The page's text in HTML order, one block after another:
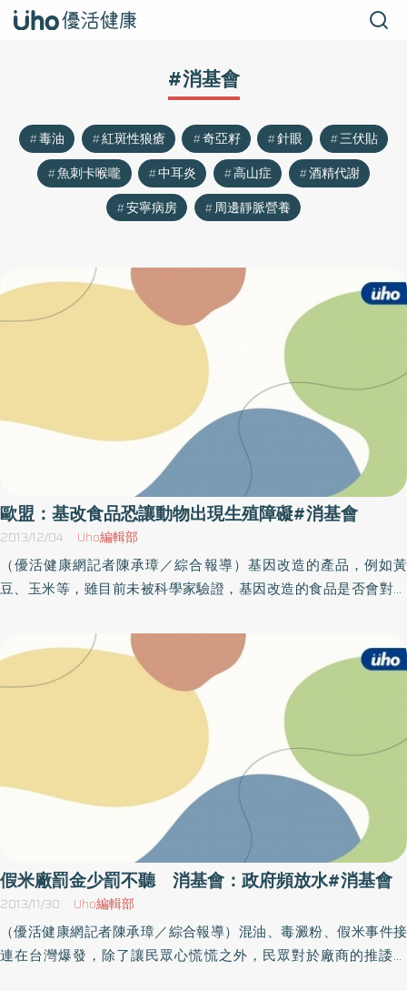
#消基會
毒油 紅斑性狼瘡 奇亞籽 針眼
三伏貼
魚刺卡喉嚨
中耳炎 高山症
酒精代謝
安寧病房
周邊靜脈營養
歐盟：基改食品恐讓動物出現生殖障礙#消基會
2013/12/04 Uho編輯部
（優活健康網記者陳承璋／綜合報導）基因改造的產品，例如黃
豆、玉米等，雖目前未被科學家驗證，基因改造的食品是否會對人
的避開這樣的產品，為的就是求一份安心，但消基會卻指出，我國
政府對於基因改造食品的標示規定，似乎太過於鬆綁，恐讓基因改
造食品在消費者無知的情況下，悄悄被吞下肚。基改食品 對人體
恐有許多「未知」影響根據奧地利衛生部委託維也納獸醫大學進行
的實驗中，科學家發現，以基因改造玉米餵食白老鼠，被餵養的白
老鼠從第三代開始，體重、體長和數量都明顯減少。而研究人員同
時指出，研究結果目前僅適用於實驗鼠，不能斷言它同樣適用於其
他動物和人類，基因改造玉米是否會對其他動物和人類的生育能力
造成影響仍需進一步研究。但俄羅斯國家基因安全協會及歐盟生態
研究所都提出警訊，基因改造飼料會造成動物的生殖障礙。雖目前
未有大規模的研究顯示，人類長期吃下大量的基因改造食品，是否
會對人體產生什麼影響，但似乎以目前各國的研究，都紛紛把矛頭
指向基因改造食品恐怕會造成「未知」的問題，因此，若民眾能盡
量少吃基因改造的食品，著實是在食安風暴頻頻來襲的時刻，能少
一分擔憂，但消基會則列出了三項政府對於基因改造食品標示與標
假米廠罰金少罰不聽 消基會：政府頻放水#消基會
2013/11/30 Uho編輯部
（優活健康網記者陳承璋／綜合報導）混油、毒澱粉、假米事件接
連在台灣爆發，除了讓民眾心慌慌之外，民眾對於廠商的推諉之